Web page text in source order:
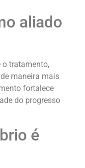
aliado
o tratamento,
maneira mais
fortalece
do progresso
é